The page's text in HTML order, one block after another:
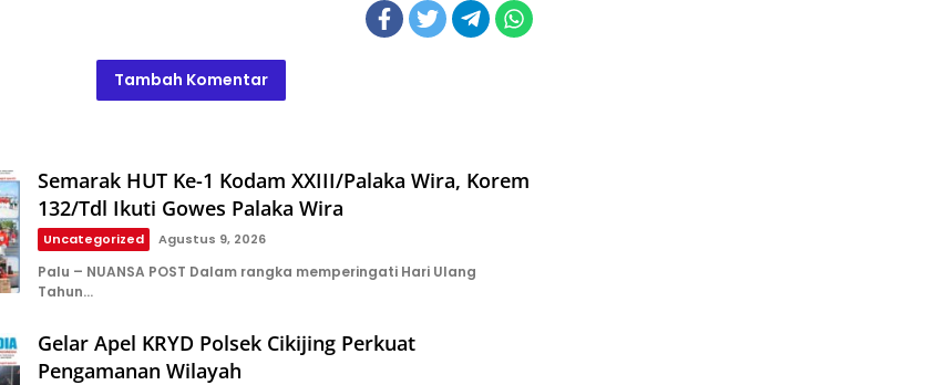
Tambah Komentar
Semarak HUT Ke-1 Kodam XXIII/Palaka Wira, Korem
132/Tdl Ikuti Gowes Palaka Wira
Uncategorized Agustus 9, 2026
Palu – NUANSA POST Dalam rangka memperingati Hari Ulang
Tahun…
Gelar Apel KRYD Polsek Cikijing Perkuat
Pengamanan Wilayah